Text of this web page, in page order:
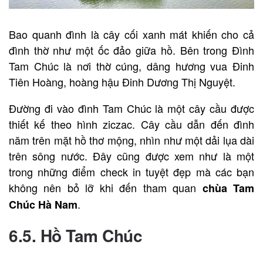
Bao quanh đình là cây cối xanh mát khiến cho cả
đình thờ như một ốc đảo giữa hồ. Bên trong Đình
Tam Chúc là nơi thờ cúng, dâng hương vua Đinh
Tiên Hoàng, hoàng hậu Đinh Dương Thị Nguyệt.
Đường đi vào đình Tam Chúc là một cây cầu được
thiết kế theo hình ziczac. Cây cầu dẫn đến đình
năm trên mặt hồ thơ mộng, nhìn như một dải lụa dài
trên sông nước. Đây cũng được xem như là một
trong những điểm check in tuyệt đẹp mà các bạn
không nên bỏ lỡ khi đến tham quan chùa Tam
Chúc Hà Nam.
6.5. Hồ Tam Chúc